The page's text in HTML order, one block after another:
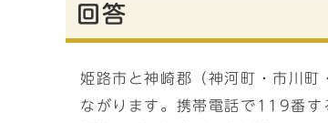
回答
姫路市と神崎郡（神河町・市川
ながります。携帯電話で119番す